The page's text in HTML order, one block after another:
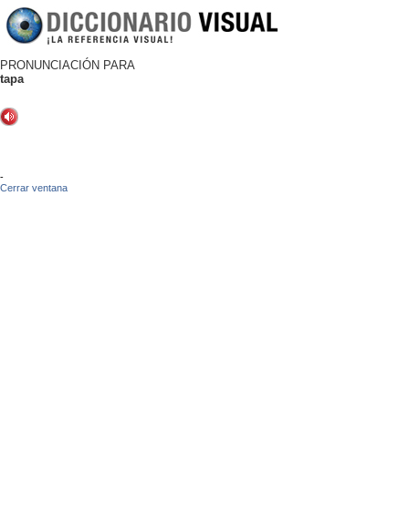
PRONUNCIACIÓN PARA
tapa
-
Cerrar ventana